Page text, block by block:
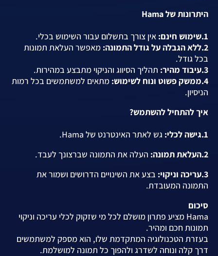
היתרונות של Hama
1.שימוש חינם:
אין צורך בתשלום עבור השימוש בכלי.
2.ללא הגבלה על גודל התמונה:
מאפשר העלאת תמונות
בכל גודל.
3.עיבוד מהיר:
תהליך הסיווג והניקוי מתבצע במהירות.
4.ממשק פשוט ונוח לשימוש:
מתאים למשתמשים בכל רמות
הניסיון.
איך להתחיל להשתמש?
1.גישה לכלי:
גש לאתר האינטרנט של Hama.
2.העלאת תמונה:
העלה את התמונה שברצונך לעבד.
3.עריכה וניקוי:
בצע את השינויים הדרושים ושמור את
התמונה המעובדת.
סיכום
Hama מציע פתרון מושלם לכל מי שזקוק לכלי עריכה וניקוי
תמונות חכם ומהיר.
בעזרת הטכנולוגיה המתקדמת שלו, הוא מספק למשתמשים
דרך קלה ונוחה לשדרג ולהפוך כל תמונה למושלמת.